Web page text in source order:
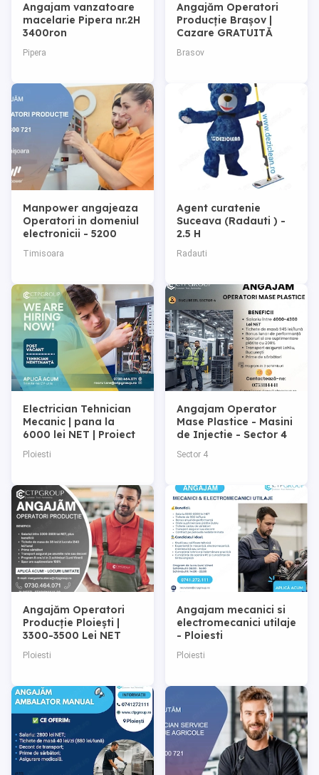
Angajam vanzatoare
macelarie Pipera nr.2H
3400ron
Pipera
Angajăm Operatori
Producție Brașov |
Cazare GRATUITĂ
Brasov
Manpower angajeaza
Operatori in domeniul
electronicii - 5200
Timisoara
Agent curatenie
Suceava (Radauti ) -
2.5 H
Radauti
Electrician Tehnician
Mecanic | pana la
6000 lei NET | Proiect
nou
Ploiesti
Angajam Operator
Mase Plastice - Masini
de Injectie - Sector 4
Sector 4
Angajăm Operatori
Producție Ploiești |
3300-3500 Lei NET
Ploiesti
Angajam mecanici si
electromecanici utilaje
- Ploiesti
Ploiesti